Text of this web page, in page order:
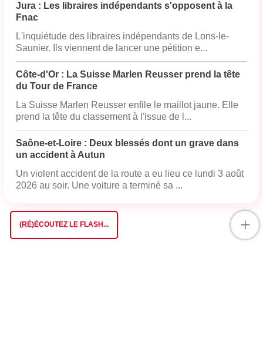
Jura : Les libraires indépendants s'opposent à la
Fnac
L'inquiétude des libraires indépendants de Lons-le-
Saunier. Ils viennent de lancer une pétition e...
Côte-d'Or : La Suisse Marlen Reusser prend la tête
du Tour de France
La Suisse Marlen Reusser enfile le maillot jaune. Elle
prend la tête du classement à l'issue de l...
Saône-et-Loire : Deux blessés dont un grave dans
un accident à Autun
Un violent accident de la route a eu lieu ce lundi 3 août
2026 au soir. Une voiture a terminé sa ...
(RÉ)ÉCOUTEZ LE FLASH... +